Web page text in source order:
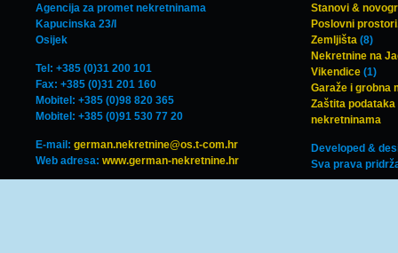
Agencija za promet nekretninama
Kapucinska 23/I
Osijek
Tel: +385 (0)31 200 101
Fax: +385 (0)31 201 160
Mobitel: +385 (0)98 820 365
Mobitel: +385 (0)91 530 77 20
E-mail: german.nekretnine@os.t-com.hr
Web adresa: www.german-nekretnine.hr
Stanovi &
Poslovni
Zemljišta (8)
Nekretnine na
Vikendice (1)
Garaže i grobna
Zaštita
nekretninama
Developed &
Sva prava